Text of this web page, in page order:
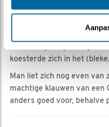
Vrouw bracht gisteravond
koesterde zich in het
Man liet zich nog even van
machtige klauwen van een
anders goed voor, behalve